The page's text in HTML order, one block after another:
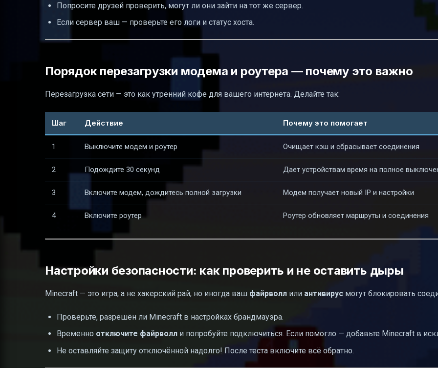
Попросите друзей проверить, могут ли они зайти на тот же сервер.
Если сервер ваш — проверьте его логи и статус хоста.
Порядок перезагрузки модема и роутера — почему это важно
Перезагрузка сети — это как утренний кофе для вашего интернета. Делайте так:
Шаг Действие Почему это помогает
1 Выключите модем и роутер Очищает кэш и сбрасывает соединения
2 Подождите 30 секунд Дает устройствам время на полное
3 Включите модем, дождитесь полной загрузки Модем получает новый IP и настройки
4 Включите роутер Роутер обновляет маршруты и соединения
Настройки безопасности: как проверить и не оставить дыры
Minecraft — это игра, а не хакерский рай, но иногда ваш файрволл или антивирус могут блокировать
Проверьте, разрешён ли Minecraft в настройках брандмауэра.
Временно отключите файрволл и попробуйте подключиться. Если помогло — добавьте Minecraft в
Не оставляйте защиту отключённой надолго! После теста включите всё обратно.